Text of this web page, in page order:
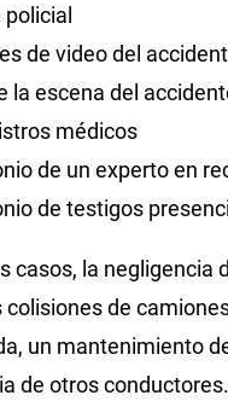
de video del
la escena del
médicos
de un experto en
de testigos
casos, la negligencia
colisiones de
un mantenimiento
de otros conductores.